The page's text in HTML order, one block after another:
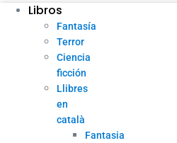
Libros
Fantasía
Terror
Ciencia
ficción
Llibres
en
català
Fantasia